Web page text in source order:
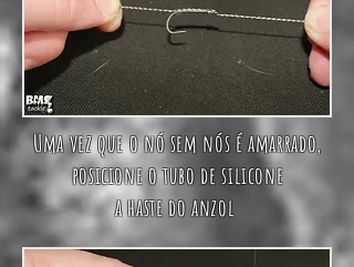
Uma vez que o nó sem nós é amarrado,
posicione o tubo de silicone
a haste do anzol